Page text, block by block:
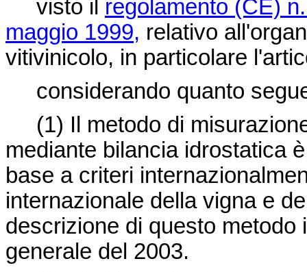
visto il regolamento (CE)
maggio 1999, relativo
vitivinicolo, in particolare
considerando quanto
(1) Il metodo di
mediante bilancia idrostatica
base a criteri
internazionale della vigna e
descrizione di questo
generale del 2003.